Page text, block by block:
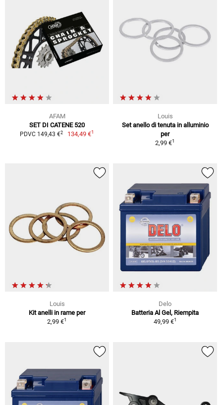
AFAM
SET DI CATENE 520
PDVC 149,43 €2 134,49 €1
Louis
Set anello di tenuta in alluminio
per
2,99 €1
Louis
Kit anelli in rame per
2,99 €1
Delo
Batteria Al Gel, Riempita
49,99 €1